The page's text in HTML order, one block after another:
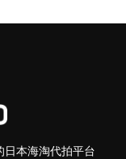
本海淘代拍平台